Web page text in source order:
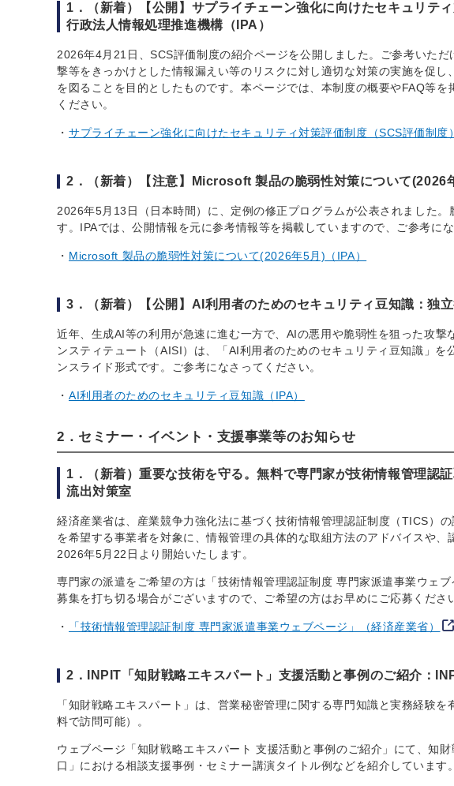
1．（新着）【公開】サプライチェーン強化に向けたセキュリテ
行政法人情報処理推進機構（IPA）
2026年4月21日、SCS評価制度の紹介ページを公開しました。ご参考いた
撃等をきっかけとした情報漏えい等のリスクに対し適切な対策の実施を促
を図ることを目的としたものです。本ページでは、本制度の概要やFAQ等
ください。
サプライチェーン強化に向けたセキュリティ対策評価制度（SCS評価制度
2．（新着）【注意】Microsoft 製品の脆弱性対策について(2026
2026年5月13日（日本時間）に、定例の修正プログラムが公表されました
す。IPAでは、公開情報を元に参考情報等を掲載していますので、ご参考にな
Microsoft 製品の脆弱性対策について(2026年5月)（IPA）
3．（新着）【公開】AI利用者のためのセキュリティ豆知識：独
近年、生成AI等の利用が急速に進む一方で、AIの悪用や脆弱性を狙った攻
ンスティテュート（AISI）は、「AI利用者のためのセキュリティ豆知識」
ンスライド形式です。ご参考になさってください。
AI利用者のためのセキュリティ豆知識（IPA）
2．セミナー・イベント・支援事業等のお知らせ
1．（新着）重要な技術を守る。無料で専門家が技術情報管理認
流出対策室
経済産業省は、産業競争力強化法に基づく技術情報管理認証制度（TICS）
を希望する事業者を対象に、情報管理の具体的な取組方法のアドバイスや、
2026年5月22日より開始いたします。
専門家の派遣をご希望の方は「技術情報管理認証制度 専門家派遣事業ウェ
募集を打ち切る場合がございますので、ご希望の方はお早めにご応募くださ
「技術情報管理認証制度 専門家派遣事業ウェブページ」（経済産業省）
2．INPIT「知財戦略エキスパート」支援活動と事例のご紹介：
「知財戦略エキスパート」は、営業秘密管理に関する専門知識と実務経験
料で訪問可能）。
ウェブページ「知財戦略エキスパート 支援活動と事例のご紹介」にて、知
口」における相談支援事例・セミナー講演タイトル例などを紹介しています。